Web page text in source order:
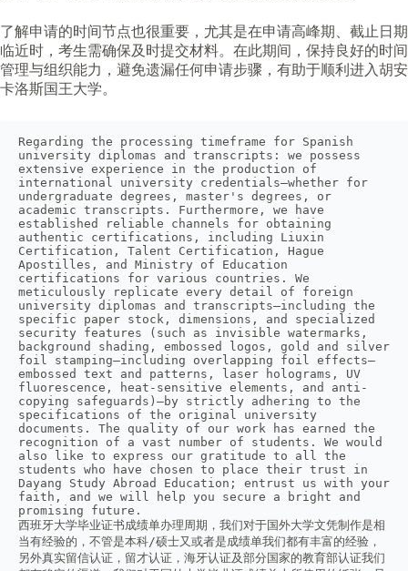
了解申请的时间节点也很重要，尤其是在申请高峰期、截止日期
临近时，考生需确保及时提交材料。在此期间，保持良好的时间
管理与组织能力，避免遗漏任何申请步骤，有助于顺利进入胡安
卡洛斯国王大学。
Regarding the processing timeframe for Spanish
university diplomas and transcripts: we possess
extensive experience in the production of
international university credentials—whether for
undergraduate degrees, master's degrees, or
academic transcripts. Furthermore, we have
established reliable channels for obtaining
authentic certifications, including Liuxin
Certification, Talent Certification, Hague
Apostilles, and Ministry of Education
certifications for various countries. We
meticulously replicate every detail of foreign
university diplomas and transcripts—including the
specific paper stock, dimensions, and specialized
security features (such as invisible watermarks,
background shading, embossed logos, gold and silver
foil stamping—including overlapping foil effects—
embossed text and patterns, laser holograms, UV
fluorescence, heat-sensitive elements, and anti-
copying safeguards)—by strictly adhering to the
specifications of the original university
documents. The quality of our work has earned the
recognition of a vast number of students. We would
also like to express our gratitude to all the
students who have chosen to place their trust in
Dayang Study Abroad Education; entrust us with your
faith, and we will help you secure a bright and
promising future.
西班牙大学毕业证书成绩单办理周期，我们对于国外大学文凭制作是相
当有经验的，不管是本科/硕士又或者是成绩单我们都有丰富的经验，
另外真实留信认证，留才认证，海牙认证及部分国家的教育部认证我们